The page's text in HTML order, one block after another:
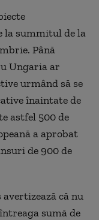
la summitul de la
Până
Ungaria ar
urmând să se
înaintate de
astfel 500 de
a aprobat
de 900 de
că nu
sumă de